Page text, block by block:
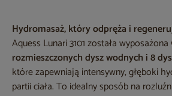
Hydromasaż, który odpręża i
Aquess Lunari 3101 została wyposażona
rozmieszczonych dysz wodnych i 8
które zapewniają intensywny, głęboki
partii ciała. To idealny sposób na